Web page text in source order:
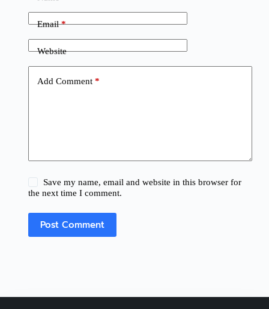
Email*
Website
Add Comment*
Save my name, email and website in this browser for
the next time I comment.
Post Comment